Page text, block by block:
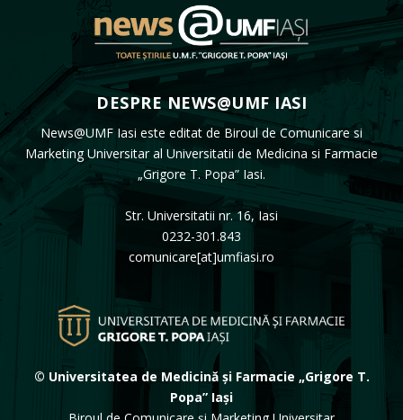
DESPRE NEWS@UMF IASI
News@UMF Iasi este editat de Biroul de Comunicare si
Marketing Universitar al Universitatii de Medicina si Farmacie
„Grigore T. Popa” Iasi.
Str. Universitatii nr. 16, Iasi
0232-301.843
comunicare[at]umfiasi.ro
© Universitatea de Medicină și Farmacie „Grigore T.
Popa” Iași